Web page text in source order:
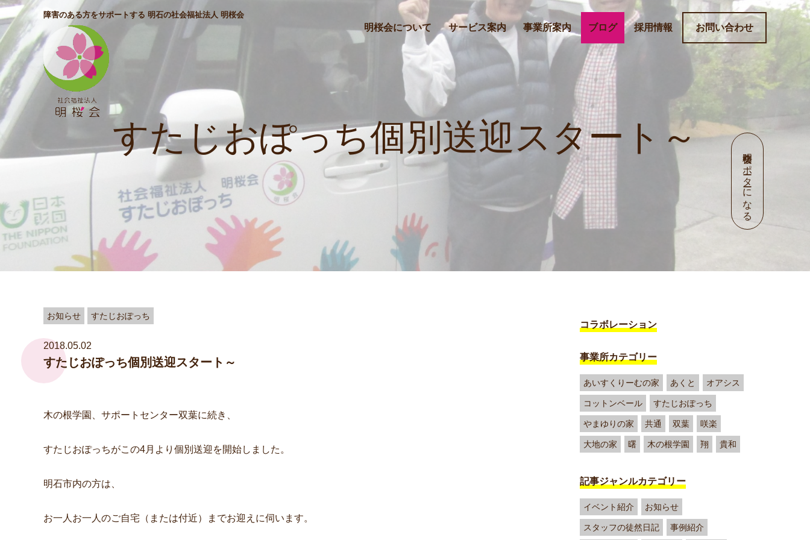
障害のある方をサポートする 明石の社会福祉法人 明桜会
明桜会について サービス案内 事業所案内 ブログ 採用情報 お問い合わせ
明桜会サポーターになる
すたじおぽっち個別送迎スタート～
お知らせ すたじおぽっち
2018.05.02
すたじおぽっち個別送迎スタート～
木の根学園、サポートセンター双葉に続き、
すたじおぽっちがこの4月より個別送迎を開始しました。
明石市内の方は、
お一人お一人のご自宅（または付近）までお迎えに伺います。
コラボレーション
事業所カテゴリー
あいすくりーむの家 あくと オアシス
コットンベール すたじおぽっち
やまゆりの家 共通 双葉 咲楽
大地の家 曙 木の根学園 翔 貴和
記事ジャンルカテゴリー
イベント紹介 お知らせ
スタッフの徒然日記 事例紹介